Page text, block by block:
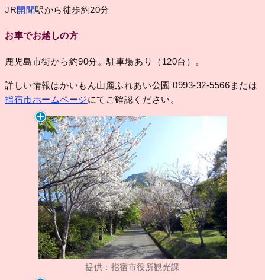
JR開聞駅から徒歩約20分
お車でお越しの方
鹿児島市街から約90分。駐車場あり（120台）。
詳しい情報はかいもん山麓ふれあい公園 0993-32-5566または
指宿市ホームページにてご確認ください。
提供：指宿市役所観光課